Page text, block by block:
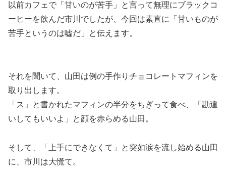
以前カフェで「甘いのが苦手」と言って無理にブラックコ
ーヒーを飲んだ市川でしたが、今回は素直に「甘いものが
苦手というのは嘘だ」と伝えます。
それを聞いて、 山田は例の手作りチョコレートマフィンを
取り出します。
「ス」と書かれたマフィンの半分をちぎって食べ、「勘違
いしてもいいよ」と顔を赤らめる山田。
そして、「上手にできなくて」と突如涙を流し始める山田
に、市川は大慌て。